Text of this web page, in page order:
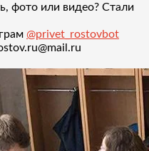
фото или видео? Стали
@privet_rostovbot